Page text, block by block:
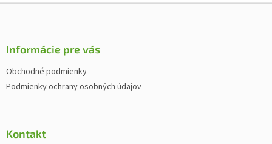
Z
Informácie pre vás
Obchodné podmienky
Podmienky ochrany osobných údajov
Kontakt